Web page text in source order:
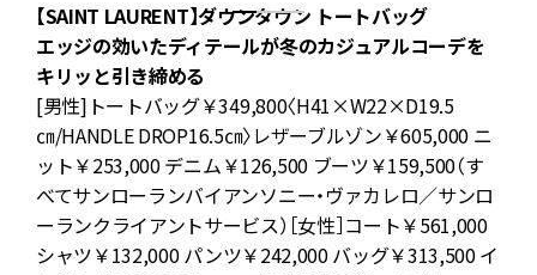
【SAINT LAURENT】ダウンタウン トートバッグ
エッジの効いたディテールが冬のカジュアルコーデを
キリッと引き締める
[男性]トートバッグ￥349,800〈H41×W22×D19.5
㎝/HANDLE DROP16.5㎝〉レザーブルゾン￥605,000 ニ
ット￥253,000 デニム￥126,500 ブーツ￥159,500（す
べてサンローランバイアンソニー・ヴァカレロ／サンロ
ーランクライアントサービス）［女性］コート￥561,000
シャツ￥132,000 パンツ￥242,000 バッグ￥313,500 イ